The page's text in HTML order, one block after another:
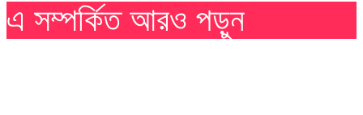
এ সম্পর্কিত আরও পড়ুন